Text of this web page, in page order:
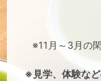
※11月～3月の
※見学、体験な